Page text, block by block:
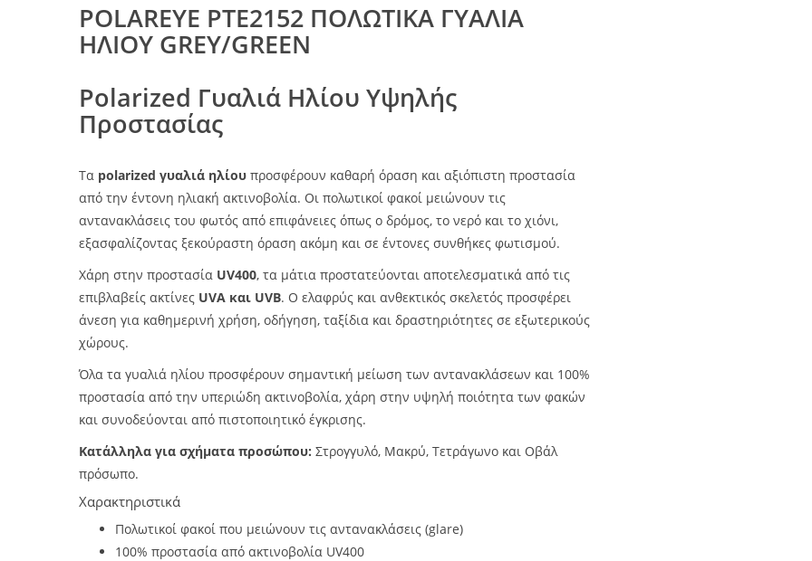
POLAREYE PTE2152 ΠΟΛΩΤΙΚΑ ΓΥΑΛΙΑ
ΗΛΙΟΥ GREY/GREEN
Polarized Γυαλιά Ηλίου Υψηλής
Προστασίας
Τα polarized γυαλιά ηλίου προσφέρουν καθαρή όραση και αξιόπιστη προστασία
από την έντονη ηλιακή ακτινοβολία. Οι πολωτικοί φακοί μειώνουν τις
αντανακλάσεις του φωτός από επιφάνειες όπως ο δρόμος, το νερό και το χιόνι,
εξασφαλίζοντας ξεκούραστη όραση ακόμη και σε έντονες συνθήκες φωτισμού.
Χάρη στην προστασία UV400, τα μάτια προστατεύονται αποτελεσματικά από τις
επιβλαβείς ακτίνες UVA και UVB. Ο ελαφρύς και ανθεκτικός σκελετός προσφέρει
άνεση για καθημερινή χρήση, οδήγηση, ταξίδια και δραστηριότητες σε εξωτερικούς
χώρους.
Όλα τα γυαλιά ηλίου προσφέρουν σημαντική μείωση των αντανακλάσεων και 100%
προστασία από την υπεριώδη ακτινοβολία, χάρη στην υψηλή ποιότητα των φακών
και συνοδεύονται από πιστοποιητικό έγκρισης.
Κατάλληλα για σχήματα προσώπου: Στρογγυλό, Μακρύ, Τετράγωνο και Οβάλ
πρόσωπο.
Χαρακτηριστικά
Πολωτικοί φακοί που μειώνουν τις αντανακλάσεις (glare)
100% προστασία από ακτινοβολία UV400